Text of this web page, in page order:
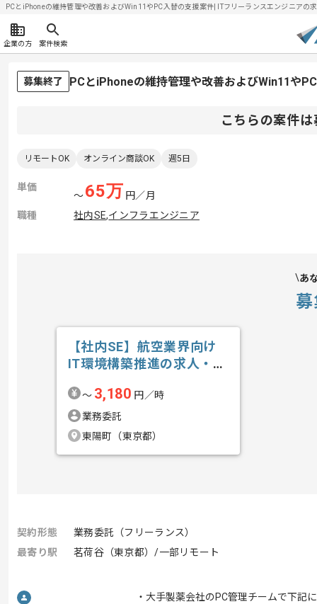
PCとiPhoneの維持管理や改善およびWin11やPC入替の支援案件| ITフリーランスエンジニア
企業の方 案件検索
募集終了 PCとiPhoneの維持管理や改善およびWin11や
こちらの案件
リモートOK オンライン商談OK 週5日
単価
〜65万 円／月
職種
社内SE,インフラエンジニア
あ
【社内SE】航空業界向け
IT環境構築推進の求人・案
〜 3,180 円／時
業務委託
東陽町（東京都）
契約形態
業務委託（フリーランス）
最寄り駅
茗荷谷（東京都）/一部リモート
・大手製薬会社のPC管理チームで下記